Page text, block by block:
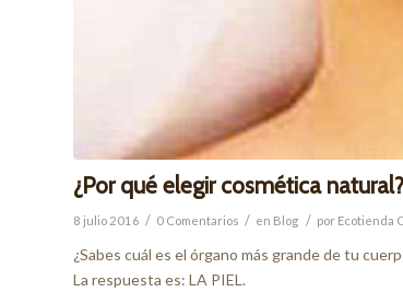
¿Por qué elegir cosmética natural?
8 julio 2016 / 0 Comentarios / en Blog / por Ecotienda
¿Sabes cuál es el órgano más grande de tu
La respuesta es: LA PIEL.